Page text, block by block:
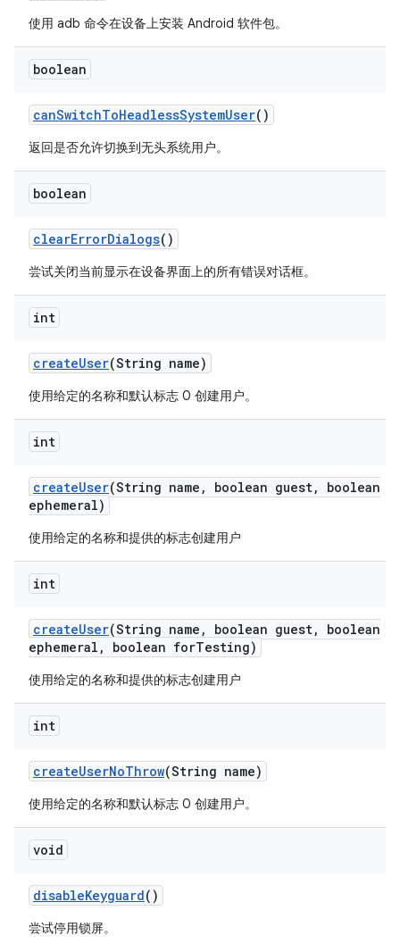
使用 adb 命令在设备上安装 Android 软件包。
boolean
canSwitchToHeadlessSystemUser()
返回是否允许切换到无头系统用户。
boolean
clearErrorDialogs()
尝试关闭当前显示在设备界面上的所有错误对话框。
int
createUser(String name)
使用给定的名称和默认标志 0 创建用户。
int
createUser(String name , boolean guest,
boolean
ephemeral)
使用给定的名称和提供的标志创建用户
int
createUser(String name , boolean guest,
boolean
ephemeral , boolean forTesting)
使用给定的名称和提供的标志创建用户
int
createUserNoThrow(String name)
使用给定的名称和默认标志 0 创建用户。
void
disableKeyguard()
尝试停用锁屏。